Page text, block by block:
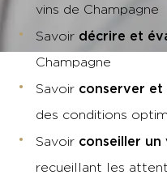
vins de Champagne
Savoir décrire et
Champagne
Savoir conserver et
des conditions
Savoir conseiller un
recueillant les